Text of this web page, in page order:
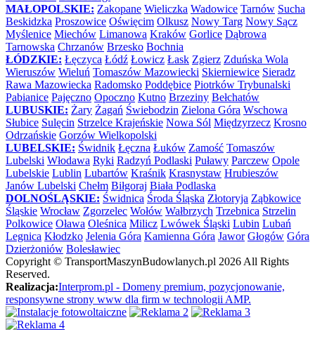
MAŁOPOLSKIE: Zakopane Wieliczka Wadowice Tarnów Sucha
Beskidzka Proszowice Oświęcim Olkusz Nowy Targ Nowy Sącz
Myślenice Miechów Limanowa Kraków Gorlice Dąbrowa
Tarnowska Chrzanów Brzesko Bochnia
ŁÓDZKIE: Łęczyca Łódź Łowicz Łask Zgierz Zduńska Wola
Wieruszów Wieluń Tomaszów Mazowiecki Skierniewice Sieradz
Rawa Mazowiecka Radomsko Poddębice Piotrków Trybunalski
Pabianice Pajęczno Opoczno Kutno Brzeziny Bełchatów
LUBUSKIE: Żary Żagań Świebodzin Zielona Góra Wschowa
Słubice Sulęcin Strzelce Krajeńskie Nowa Sól Międzyrzecz Krosno
Odrzańskie Gorzów Wielkopolski
LUBELSKIE: Świdnik Łęczna Łuków Zamość Tomaszów
Lubelski Włodawa Ryki Radzyń Podlaski Puławy Parczew Opole
Lubelskie Lublin Lubartów Kraśnik Krasnystaw Hrubieszów
Janów Lubelski Chełm Biłgoraj Biała Podlaska
DOLNOŚLĄSKIE: Świdnica Środa Śląska Złotoryja Ząbkowice
Śląskie Wrocław Zgorzelec Wołów Wałbrzych Trzebnica Strzelin
Polkowice Oława Oleśnica Milicz Lwówek Śląski Lubin Lubań
Legnica Kłodzko Jelenia Góra Kamienna Góra Jawor Głogów Góra
Dzierżoniów Bolesławiec
Copyright © TransportMaszynBudowlanych.pl 2026 All Rights
Reserved.
Realizacja:Interprom.pl - Domeny premium, pozycjonowanie,
responsywne strony www dla firm w technologii AMP.